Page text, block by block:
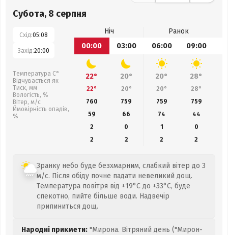
Субота, 8 серпня
Схід:05:08
Захід:20:00
Температура С°
Відчувається як
Тиск, мм
Вологість, %
Вітер, м/с
Ймовірність опадів,
%
Ніч
Ранок
00:00
03:00 06:00 09:00
22° 20° 20° 28°
22° 20° 20° 28°
760
759 759 759
59
66 74
44
2
0 1
0
2
2 2 2
Зранку небо буде безхмарним, слабкий вітер до 3
м/с. Після обіду почне падати невеликий дощ.
Температура повітря від +19°C до +33°C, буде
спекотно, пийте більше води. Надвечір
припиниться дощ.
Народні прикмети: "Мирона. Вітряний день ("Мирон-